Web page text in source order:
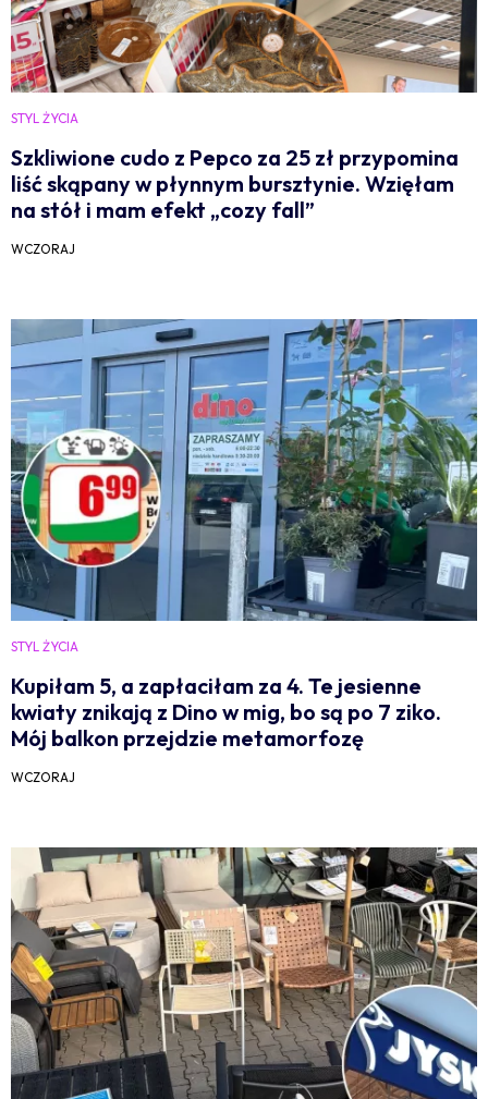
STYL ŻYCIA
Szkliwione cudo z Pepco za 25 zł przypomina
liść skąpany w płynnym bursztynie. Wzięłam
na stół i mam efekt „cozy fall”
WCZORAJ
STYL ŻYCIA
Kupiłam 5, a zapłaciłam za 4. Te jesienne
kwiaty znikają z Dino w mig, bo są po 7 ziko.
Mój balkon przejdzie metamorfozę
WCZORAJ